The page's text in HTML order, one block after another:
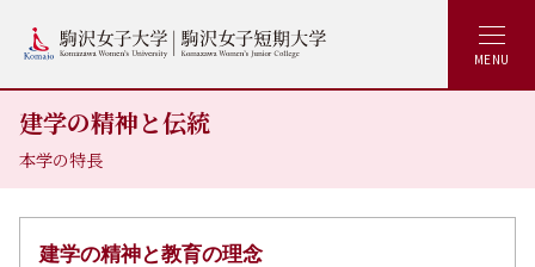
MENU
建学の精神と伝統
本学の特長
建学の精神と教育の理念